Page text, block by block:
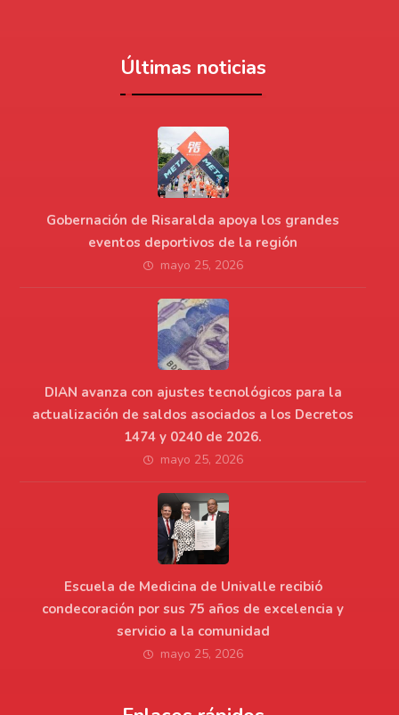
Últimas noticias
Gobernación de Risaralda apoya los grandes
eventos deportivos de la región
mayo 25, 2026
DIAN avanza con ajustes tecnológicos para la
actualización de saldos asociados a los Decretos
1474 y 0240 de 2026.
mayo 25, 2026
Escuela de Medicina de Univalle recibió
condecoración por sus 75 años de excelencia y
servicio a la comunidad
mayo 25, 2026